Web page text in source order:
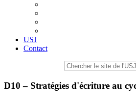
USJ
Contact
D10 – Stratégies d'écriture au